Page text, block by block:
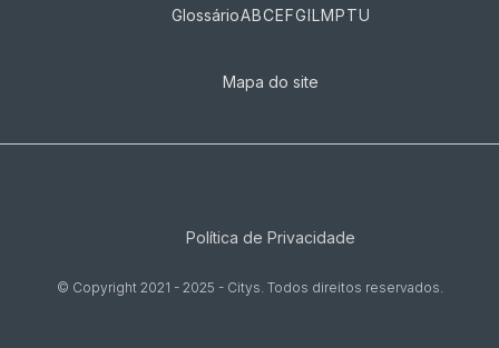
GlossárioABCEFGILMPTU
Mapa do site
Política de Privacidade
© Copyright 2021 - 2025 - Citys. Todos direitos reservados.